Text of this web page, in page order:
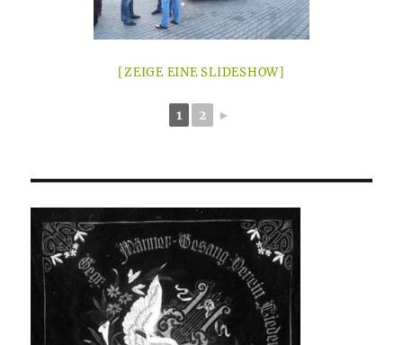
[ZEIGE EINE SLIDESHOW]
1 2 ►